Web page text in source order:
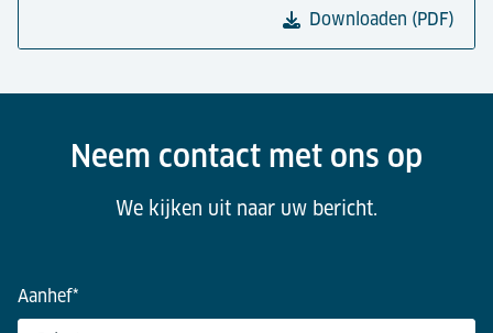
Renovatie/vervanging van apparatuur - betere
prestaties en betrouwbaarheid;
wensen te bespreken.
Downloaden (PDF)
Neem contact met ons op
We kijken uit naar uw bericht.
Aanhef*